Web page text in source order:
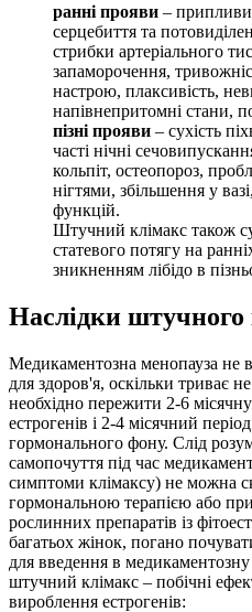
ранні прояви –
серцебиття та
стрибки артеріального
запаморочення,
настрою, плаксивість,
напівнепритомні стани,
пізні прояви – сухість
часті нічні
кольпіт, остеопороз,
нігтями, збільшення у
функцій.
Штучний клімакс також
статевого потягу на
зникненням лібідо в
Наслідки штучного
Медикаментозна менопауза не
для здоров'я, оскільки триває
необхідно пережити 2-6
естрогенів і 2-4 місячний
гормонального фону. Слід
самопочуття під час
симптоми клімаксу) не можна
гормональною терапією або
рослинних препаратів із
багатьох жінок, погано
для введення в
штучний клімакс – побічні
вироблення естрогенів: